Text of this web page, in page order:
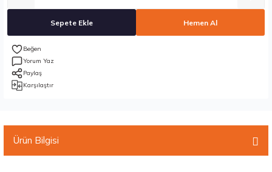
Sepete Ekle Hemen Al
Yorum Yaz
Paylaş
Karşılaştır
Ürün Bilgisi